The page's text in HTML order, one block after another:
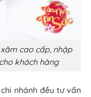
cao cấp, nhập
khách hàng
nhánh đều tư vấn